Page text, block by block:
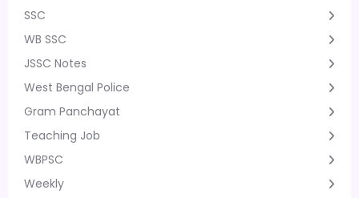
SSC
WB SSC
JSSC Notes
West Bengal Police
Gram Panchayat
Teaching Job
WBPSC
Weekly